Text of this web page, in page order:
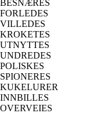
BESNÆRES
FORLEDES
VILLEDES
KROKETES
UTNYTTES
UNDREDES
POLISKES
SPIONERES
KUKELURER
INNBILLES
OVERVEIES